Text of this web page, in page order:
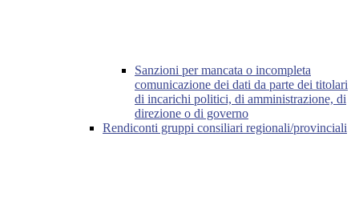
Sanzioni per mancata o incompleta
comunicazione dei dati da parte dei titolari
di incarichi politici, di amministrazione, di
direzione o di governo
Rendiconti gruppi consiliari regionali/provinciali